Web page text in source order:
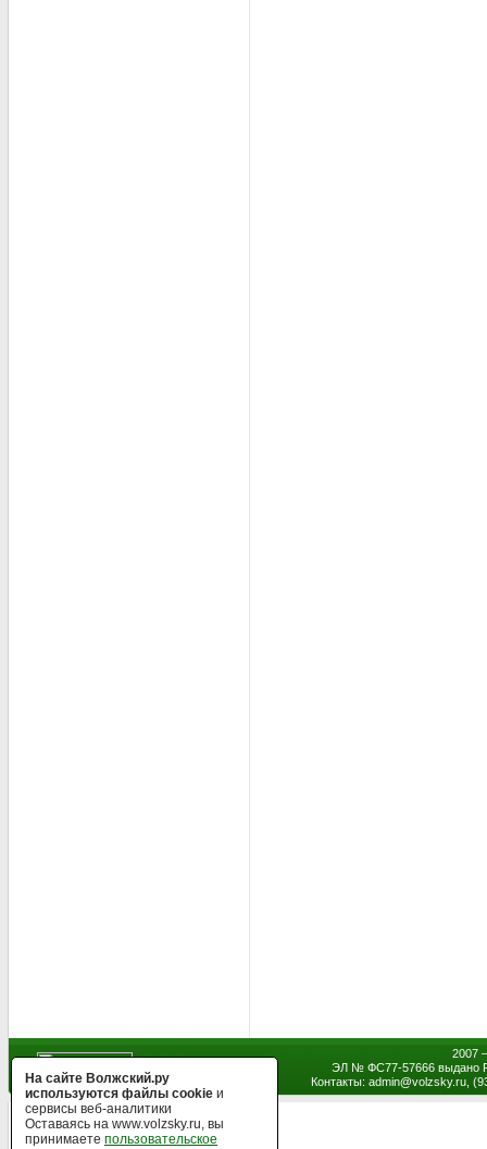
2007
ЭЛ № ФС77-57666 выдано
Контакты: admin@volzsky.ru,
На сайте Волжский.ру
используются файлы cookie и
сервисы веб-аналитики
Оставаясь на www.volzsky.ru, вы
принимаете пользовательское